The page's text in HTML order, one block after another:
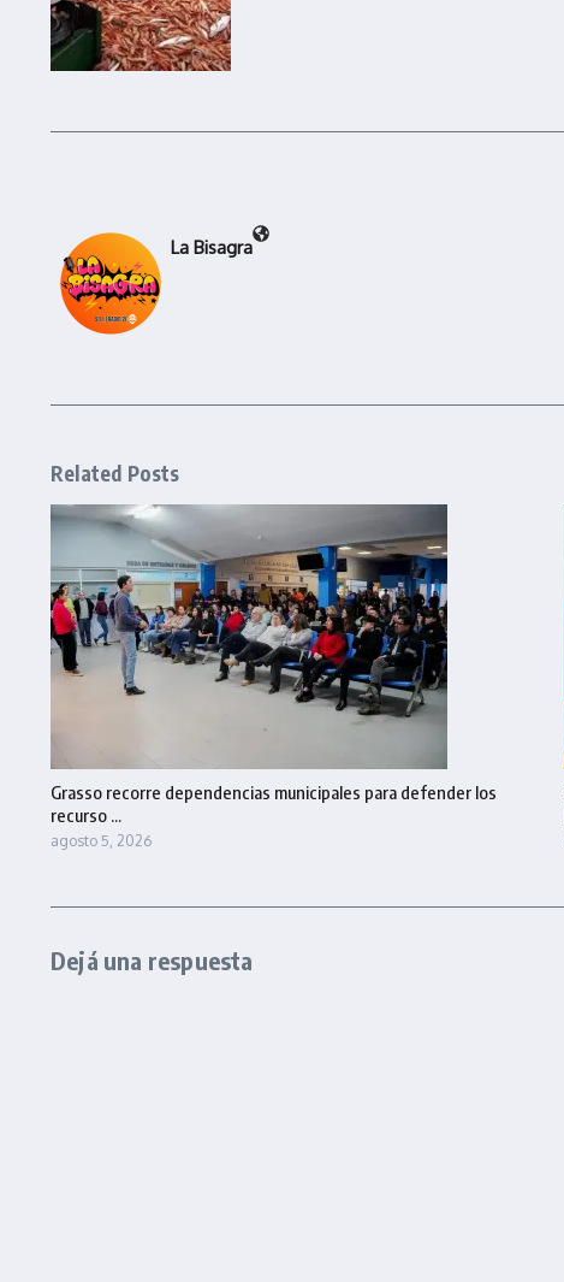
La Bisagra
Related Posts
Grasso recorre dependencias municipales para defender los
recurso ...
agosto 5, 2026
Dejá una respuesta